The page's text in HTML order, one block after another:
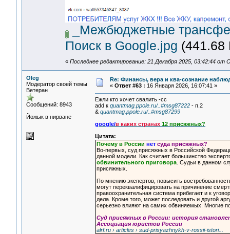
_Межбюджетные
Поиск в Google.jpg (441.68
« Последнее редактирование: 21 Декабря 2025, 03:42:44 от
Oleg
Модератор своей темы
Ветеран
Сообщений: 8943
Йожык в нирване
Re: Финансы, вера и ква-сознание
« Ответ #63 : 16 Января 2026, 16:07:41 »
Ежли кто хочет свалить -сс
add к quantmag.ppole.ru/..#msg87222 - п.2
& quantmag.ppole.ru/..#msg87299
google/в каких странах 12 присяжных?
Цитата:
Почему в России нет суда присяжных?
Во-первых, суд присяжных в Российской
данной модели. Как считает большинство
обвинительного приговора . Судьи в данном
присяжных.
По мнению экспертов, повысить
могут переквалифицировать на причинение
правоохранительная система прибегает и к
дела. Кроме того, может последовать и другой
серьезно влияют на самих обвиняемых. Многие
Суд присяжных в России: история
Ассоциация юристов России
alrf.ru › articles › sud-prisyazhnykh-v-rossii-istori...